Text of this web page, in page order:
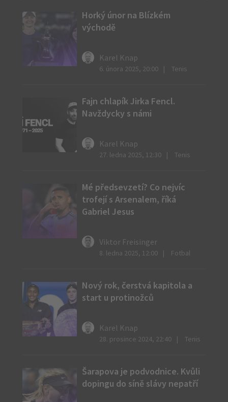
Horký únor na Blízkém
východě
Karel Knap
6. února 2025, 20:00 Tenis
Fajn chlapík Jirka Fencl.
Navždycky s námi
Karel Knap
27. ledna 2025, 12:30 Tenis
Mé předsevzetí? Co nejvíc
trofejí s Arsenalem, říká
Gabriel Jesus
Viktor Freisinger
8. ledna 2025, 12:00 Fotbal
Nový rok, čerstvá kapitola a
start u protinožců
Karel Knap
28. prosince 2024, 22:40 Tenis
Šarapova je podvodnice. Kvůli
dopingu do síně slávy nepatří